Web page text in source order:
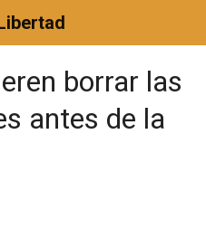
borrar las
antes de la